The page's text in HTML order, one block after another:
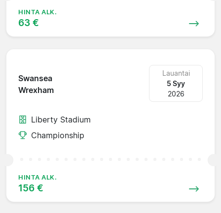
HINTA ALK.
63 €
Swansea
Wrexham
Lauantai
5 Syy
2026
Liberty Stadium
Championship
HINTA ALK.
156 €